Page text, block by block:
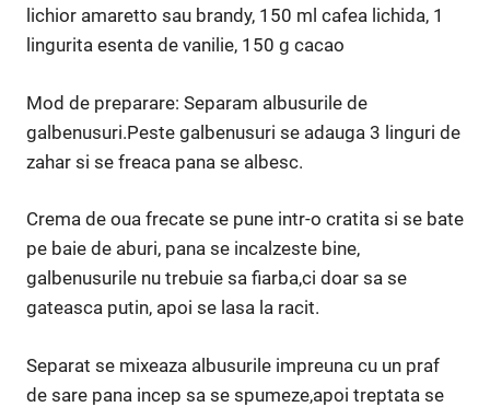
lichior amaretto sau brandy, 150 ml cafea lichida, 1
lingurita esenta de vanilie, 150 g cacao
Mod de preparare: Separam albusurile de
galbenusuri.Peste galbenusuri se adauga 3 linguri de
zahar si se freaca pana se albesc.
Crema de oua frecate se pune intr-o cratita si se bate
pe baie de aburi, pana se incalzeste bine,
galbenusurile nu trebuie sa fiarba,ci doar sa se
gateasca putin, apoi se lasa la racit.
Separat se mixeaza albusurile impreuna cu un praf
de sare pana incep sa se spumeze,apoi treptata se